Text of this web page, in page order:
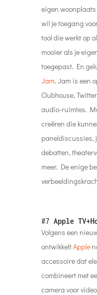
eigen
wil je toegang
tool die werkt op
mooier als je
toegepast. En
Jam. Jam is een
Clubhouse,
audio-ruimtes.
creëren die
paneldiscussies,
debatten,
meer. De enige
#7 Apple
Volgens een
ontwikkeltApple
accessoire dat
combineert met
camera voor